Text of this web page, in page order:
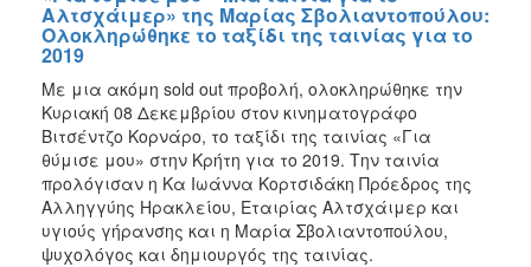
Αλτσχάιμερ» της Μαρίας Σβολιαντοπούλου:
Ολοκληρώθηκε το ταξίδι της ταινίας για το
2019
Με μια ακόμη sold out προβολή, ολοκληρώθηκε την
Κυριακή 08 Δεκεμβρίου στον κινηματογράφο
Βιτσέντζο Κορνάρο, το ταξίδι της ταινίας «Για
θύμισε μου» στην Κρήτη για το 2019. Την ταινία
προλόγισαν η Κα Ιωάννα Κορτσιδάκη Πρόεδρος της
Αλληγγύης Ηρακλείου, Εταιρίας Αλτσχάιμερ και
υγιούς γήρανσης και η Μαρία Σβολιαντοπούλου,
ψυχολόγος και δημιουργός της ταινίας.